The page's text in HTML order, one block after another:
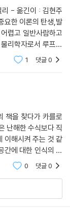
세상과는 상당히 거
사건들이 일어나는
계속 서로 상호작
맴도는 공간과 시
의 희미한 모습입니
실 무수히 많은 아
입니다. -본문 80
건들이 곧 이 세상
랙홀의 열이 세 가
그 정체를 알려면
가들조차 이해가 어
.
- 옮긴이 : 김현주
요한 이론의 탄생,발
렵고 일반사람하고
리학자로서 루프양
서는 물리학계에서
1 댓글0
책을 찾다가 카를로
난해한 수식보다 직
이해시켜 주는 것 같
간에 대한 인식의 전
감탄하며 존경의 마
0 댓글0